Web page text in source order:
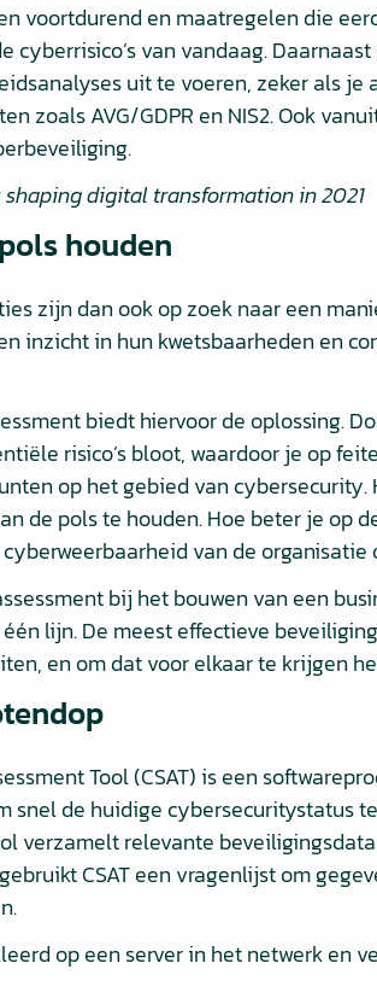
voortdurend en maatregelen die
cyberrisico’s van vandaag.
uit te voeren, zeker als je
zoals AVG/GDPR en NIS2. Ook
shaping digital transformation in 2021
houden
zijn dan ook op zoek naar een
inzicht in hun kwetsbaarheden en
biedt hiervoor de oplossing.
risico’s bloot, waardoor je op
op het gebied van
de pols te houden. Hoe beter je op
van de
bij het bouwen van een
lijn. De meest effectieve
en om dat voor elkaar te krijgen
Tool (CSAT) is een
snel de huidige cybersecuritystatus
verzamelt relevante
CSAT een vragenlijst om
op een server in het netwerk en